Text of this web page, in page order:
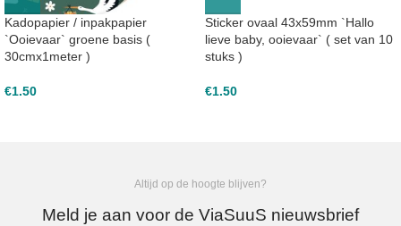
Kadopapier / inpakpapier
`Ooievaar` groene basis (
30cmx1meter )
€1.50
Sticker ovaal 43x59mm `Hallo
lieve baby, ooievaar` ( set van 10
stuks )
€1.50
Altijd op de hoogte blijven?
Meld je aan voor de ViaSuuS nieuwsbrief